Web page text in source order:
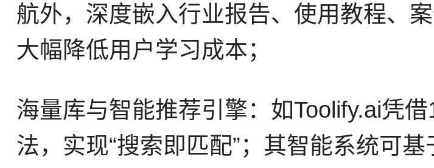
航外，深度嵌入行业报告、使用教程、
大幅降低用户学习成本；
海量库与智能推荐引擎：如Toolify.ai凭
法，实现“搜索即匹配”；其智能系统可